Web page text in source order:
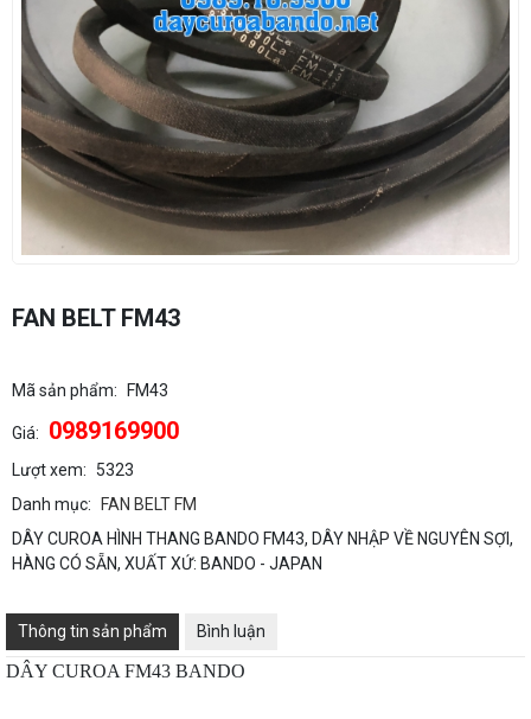
FAN BELT FM43
Mã sản phẩm: FM43
Giá: 0989169900
Lượt xem:
5323
Danh mục:
FAN BELT FM
DÂY CUROA HÌNH THANG BANDO FM43, DÂY NHẬP VỀ NGUYÊN SỢI,
HÀNG CÓ SẴN, XUẤT XỨ: BANDO - JAPAN
Thông tin sản phẩm Bình luận
DÂY CUROA FM43 BANDO